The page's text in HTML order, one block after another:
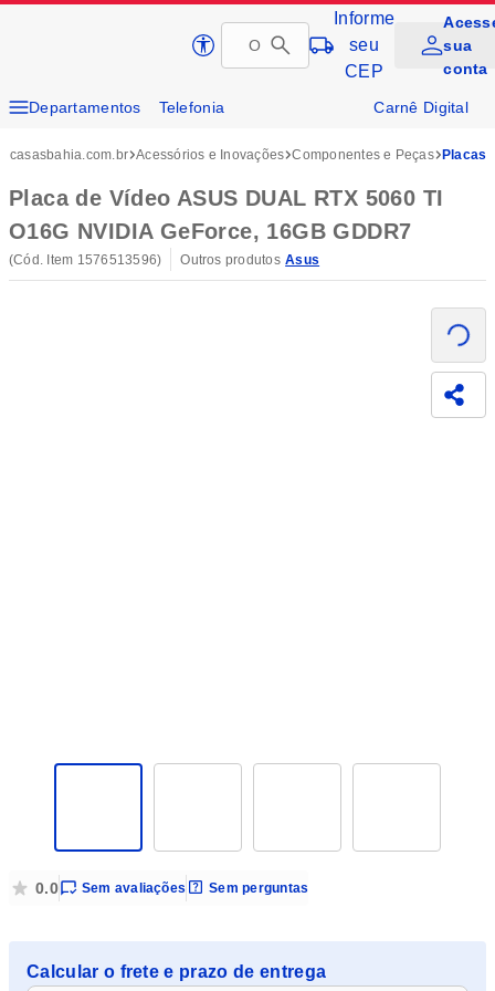
principal
Página inicial da Casas Bahia
Informe
seu
CEP
sua
conta
Departamentos
Telefonia
Eletrodomésticos
Tvs e Vídeo
Móveis
Eletroportáteis Cupom
Carnê Digital
Cartão Casas Bahia
Compra Corporativa
Soluções e Serviços
casasbahia.com.br Acessórios e Inovações Componentes e Peças
Placa de Vídeo ASUS DUAL RTX 5060 TI
O16G NVIDIA GeForce, 16GB GDDR7
(Cód. Item1576513596) Outros produtosAsus
Carregando
0 de 5 estrelas
0.0
com 0 avaliações
Sem avaliaçõescom 0 perguntas
Sem perguntas
Calcular o frete e prazo de entrega